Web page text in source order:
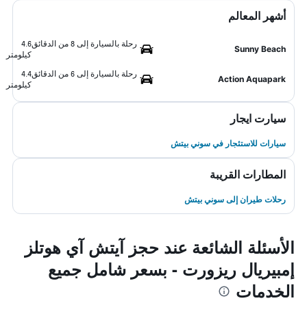
أشهر المعالم
Sunny Beach
رحلة بالسيارة إلى 8 من الدقائق
4.6
كيلومتر
Action Aquapark
رحلة بالسيارة إلى 6 من الدقائق
4.4
كيلومتر
سيارت ايجار
سيارات للاستئجار في سوني بيتش
المطارات القريبة
رحلات طيران إلى سوني بيتش
الأسئلة الشائعة عند حجز آيتش آي هوتلز
إمبيريال ريزورت - بسعر شامل جميع
الخدمات